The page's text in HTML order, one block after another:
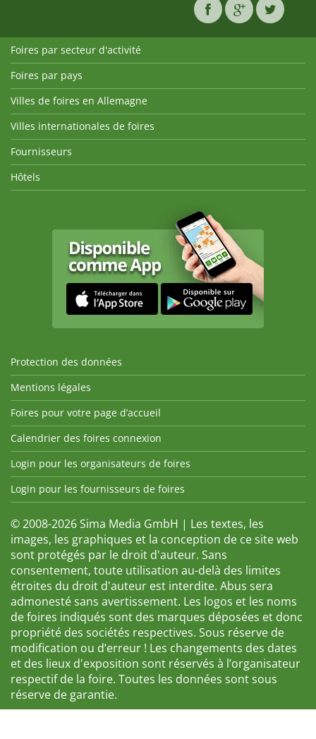
Foires par secteur d'activité
Foires par pays
Villes de foires en Allemagne
Villes internationales de foires
Fournisseurs
Hôtels
Protection des données
Mentions légales
Foires pour votre page d’accueil
Calendrier des foires connexion
Login pour les organisateurs de foires
Login pour les fournisseurs de foires
© 2008-2026 Sima Media GmbH | Les textes, les
images, les graphiques et la conception de ce site web
sont protégés par le droit d'auteur. Sans
consentement, toute utilisation au-delà des limites
étroites du droit d'auteur est interdite. Abus sera
admonesté sans avertissement. Les logos et les noms
de foires indiqués sont des marques déposées et donc
propriété des sociétés respectives. Sous réserve de
modification ou d’erreur ! Les changements des dates
et des lieux d'exposition sont réservés à l’organisateur
respectif de la foire. Toutes les données sont sous
réserve de garantie.